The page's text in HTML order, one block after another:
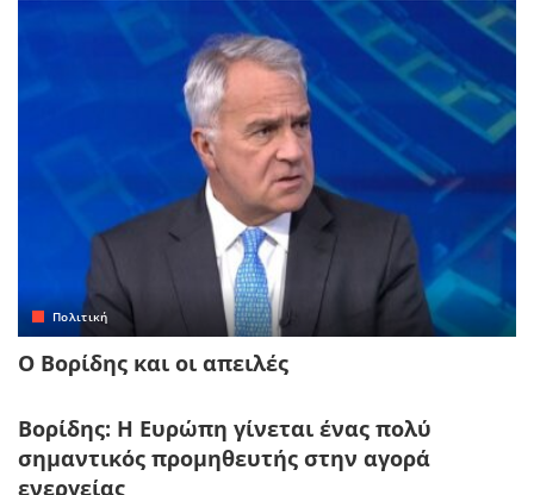
Πολιτική
Ο Βορίδης και οι απειλές
Βορίδης: Η Ευρώπη γίνεται ένας πολύ
σημαντικός προμηθευτής στην αγορά
ενεργείας